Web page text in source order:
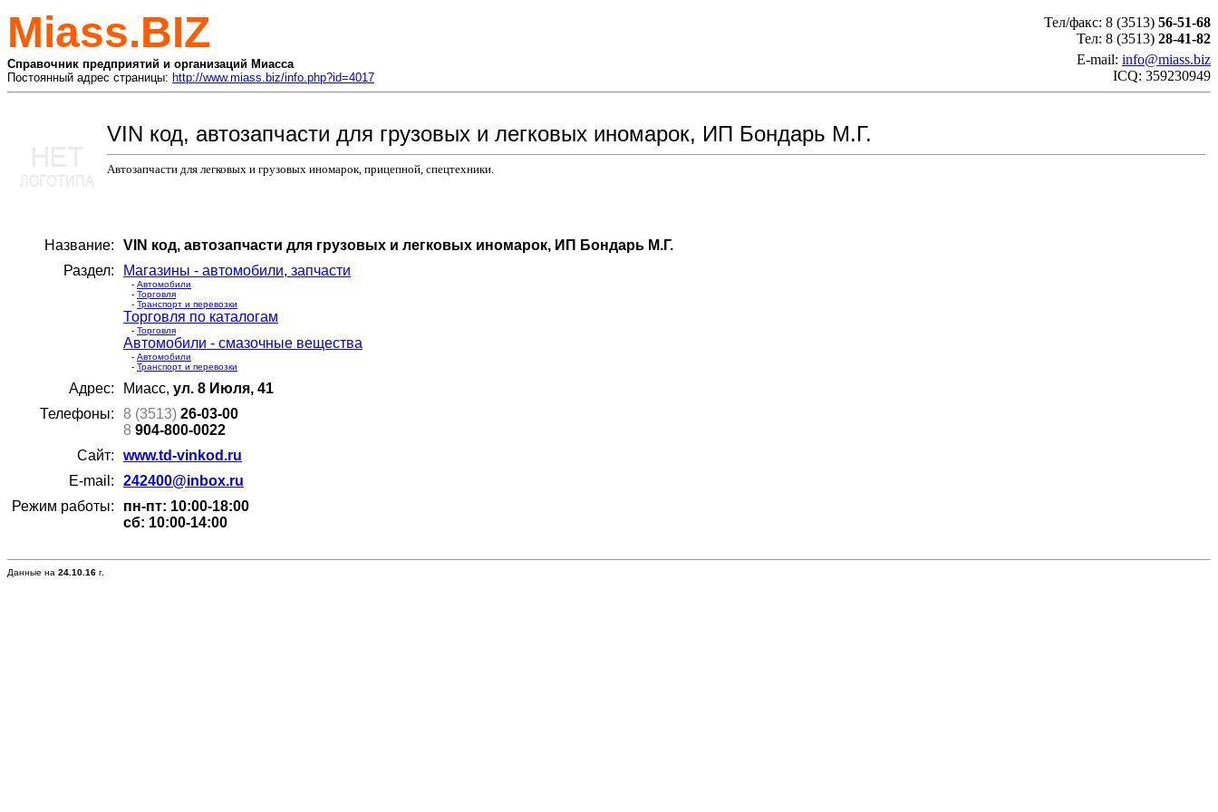
Miass.BIZ
Справочник предприятий и организаций Миасса
Постоянный адрес страницы: http://www.miass.biz/info.php?id=4017
Тел/факс: 8 (3513) 56-51-68
Тел: 8 (3513) 28-41-82
E-mail: info@miass.biz
ICQ: 359230949
VIN код, автозапчасти для грузовых и легковых иномарок, ИП Бондарь М.Г.
Автозапчасти для легковых и грузовых иномарок, прицепной, спецтехники.
Название:
VIN код, автозапчасти для грузовых и легковых иномарок, ИП Бондарь М.Г.
Раздел:
Магазины - автомобили, запчасти
- Автомобили
- Торговля
- Транспорт и перевозки
Торговля по каталогам
- Торговля
Автомобили - смазочные вещества
- Автомобили
- Транспорт и перевозки
Адрес: Миасс, ул. 8 Июля, 41
Телефоны:
8 (3513) 26-03-00
8 904-800-0022
Сайт:
www.td-vinkod.ru
E-mail:
242400@inbox.ru
Режим работы:
пн-пт: 10:00-18:00
сб: 10:00-14:00
Данные на 24.10.16 г.